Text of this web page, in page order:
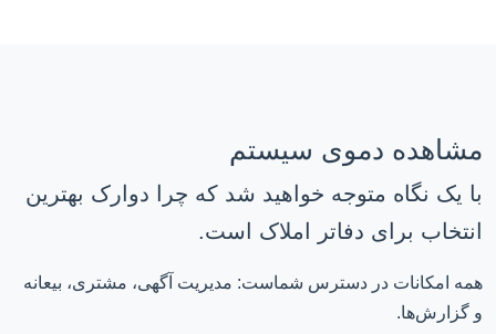
مشاهده دموی سیستم
با یک نگاه متوجه خواهید شد که چرا دوارک بهترین
انتخاب برای دفاتر املاک است.
همه امکانات در دسترس شماست: مدیریت آگهی، مشتری، بیعانه
و گزارش‌ها.